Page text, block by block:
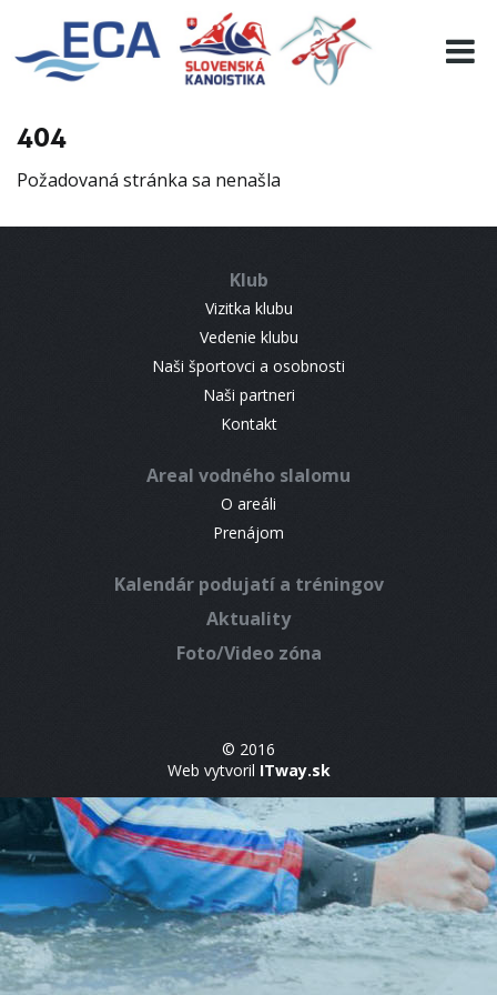
404
Požadovaná stránka sa nenašla
Klub
Vizitka klubu
Vedenie klubu
Naši športovci a osobnosti
Naši partneri
Kontakt
Areal vodného slalomu
O areáli
Prenájom
Kalendár podujatí a tréningov
Aktuality
Foto/Video zóna
© 2016
Web vytvoril ITway.sk
EURO 19
INFO
RESULTS
CONTACT